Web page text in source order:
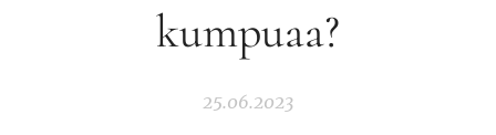
kumpuaa?
25.06.2023